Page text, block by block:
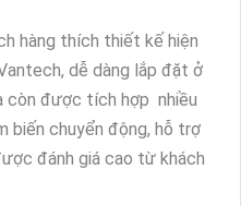
hàng thích thiết kế hiện
dễ dàng lắp đặt ở
còn được tích hợp nhiều
biến chuyển động, hỗ trợ
đánh giá cao từ khách